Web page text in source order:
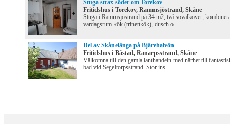
Stuga strax söder om Torekov
Fritidshus i Torekov, Rammsjöstrand, Skåne
Stuga i Rammsjöstrand på 34 m2, två sovalkover,
vardagsrum kök (trinettkök), dusch o...
Del av Skånelänga på Bjärehalvön
Fritidshus i Båstad, Ranarpsstrand, Skåne
Välkomna till den gamla lanthandeln med närhet till
bad vid Segeltorpsstrand. Stor ins...